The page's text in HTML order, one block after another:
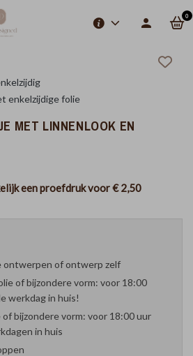
0
enkelzijdige folie
MET LINNENLOOK EN
een proefdruk voor€ 2,50
ontwerpen of ontwerp zelf
of bijzondere vorm: voor 18:00
werkdag in huis!
bijzondere vorm: voor 18:00 uur
in huis